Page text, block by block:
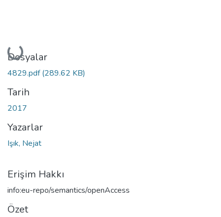
Yükleniyor...
Dosyalar
4829.pdf(289.62 KB)
Tarih
2017
Yazarlar
Işık, Nejat
Erişim Hakkı
info:eu-repo/semantics/openAccess
Özet